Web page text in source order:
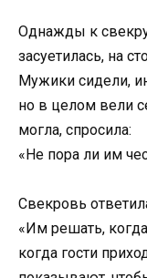
Однажды к свекру
засуетилась, на
Мужики сидели,
но в целом вели
могла, спросила:
«Не пора ли им
Свекровь
«Им решать,
когда гости